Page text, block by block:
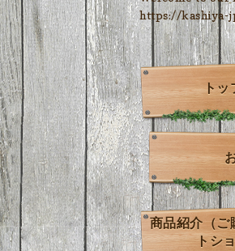
https://kashiya-
トッ
商品紹介（ご
トシ